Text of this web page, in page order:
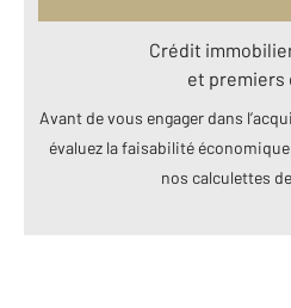
Crédit
et premiers
Avant de vous engager dans
évaluez la faisabilité
nos calculettes